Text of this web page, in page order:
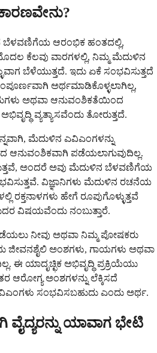
ಬೆಳವಣಿಗೆಯ ಆರಂಭಿಕ ಹಂತದಲ್ಲಿ,
ಕೆಲವು ವಾರಗಳಲ್ಲಿ, ನಿಮ್ಮ ಮೆದುಳಿನ
ಬೆಳೆಯುತ್ತದೆ. ಇದು ಏಕೆ ಸಂಭವಿಸುತ್ತದೆ
ಅರ್ಥಮಾಡಿಕೊಳ್ಳಲಾಗಿಲ್ಲ,
ಅಥವಾ ಆನುವಂಶಿಕತೆಯಿಂದ
ವ್ಯತ್ಯಾಸವೆಂದು ತೋರುತ್ತದೆ.
ಮೆದುಳಿನ ಎವಿಎಂಗಳನ್ನು
ಆನುವಂಶಿಕವಾಗಿ ಪಡೆಯಲಾಗುವುದಿಲ್ಲ.
ಅಂದರೆ ಅವು ಮೆದುಳಿನ ಬೆಳವಣಿಗೆಯ
ವಿಜ್ಞಾನಿಗಳು ಮೆದುಳಿನ ರಚನೆಯ
ಹೇಗೆ ರೂಪುಗೊಳ್ಳುತ್ತವೆ
ವಿಷಯವೆಂದು ನಂಬುತ್ತಾರೆ.
ನೀವು ಅಥವಾ ನಿಮ್ಮ ಪೋಷಕರು
ಜೀವನಶೈಲಿ ಅಂಶಗಳು, ಗಾಯಗಳು ಅಥವಾ
ಈ ಯಾದೃಚ್ಛಿಕ ಅಭಿವೃದ್ಧಿ ಪ್ರಕ್ರಿಯೆಯು
ಆರೋಗ್ಯ ಅಂಶಗಳನ್ನು ಲೆಕ್ಕಿಸದೆ
ಸಂಭವಿಸಬಹುದು ಎಂದು ಅರ್ಥ.
ಯಾವಾಗ ಭೇಟಿ